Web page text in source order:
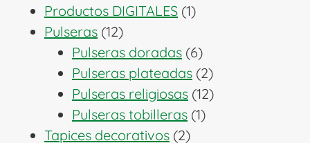
productos
Productos DIGITALES 11
Pulseras 1212
productos
Pulseras doradas 66
productos
Pulseras plateadas 22
productos
Pulseras religiosas 1212
Pulseras tobilleras 11
Tapices decorativos 22